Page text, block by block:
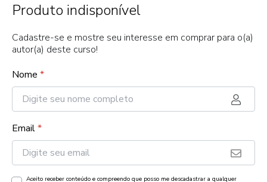
Produto indisponível
Cadastre-se e mostre seu interesse em comprar para o(a)
autor(a) deste curso!
Nome *
Email*
Aceito receber conteúdo e compreendo que posso me descadastrar a qualquer